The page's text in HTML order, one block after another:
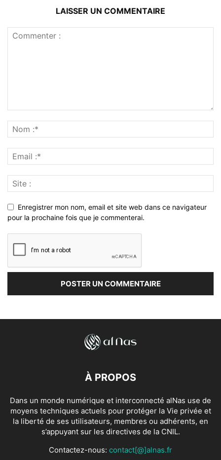
LAISSER UN COMMENTAIRE
Enregistrer mon nom, email et site web dans ce navigateur
pour la prochaine fois que je commenterai.
À PROPOS
Dans un monde numérique et interconnecté alNas use de
moyens techniques actuels pour protéger la Vie privée et
la liberté de ses utilisateurs, membres ou adhérents, en
s’appuyant sur les directives de la CNIL.
Contactez-nous: contact[@]alnas.fr